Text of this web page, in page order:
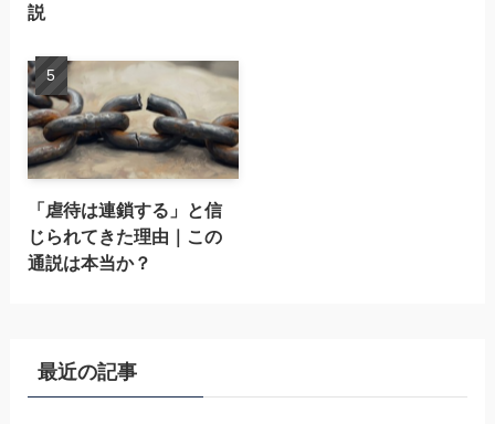
説
「虐待は連鎖する」と信
じられてきた理由｜この
通説は本当か？
最近の記事